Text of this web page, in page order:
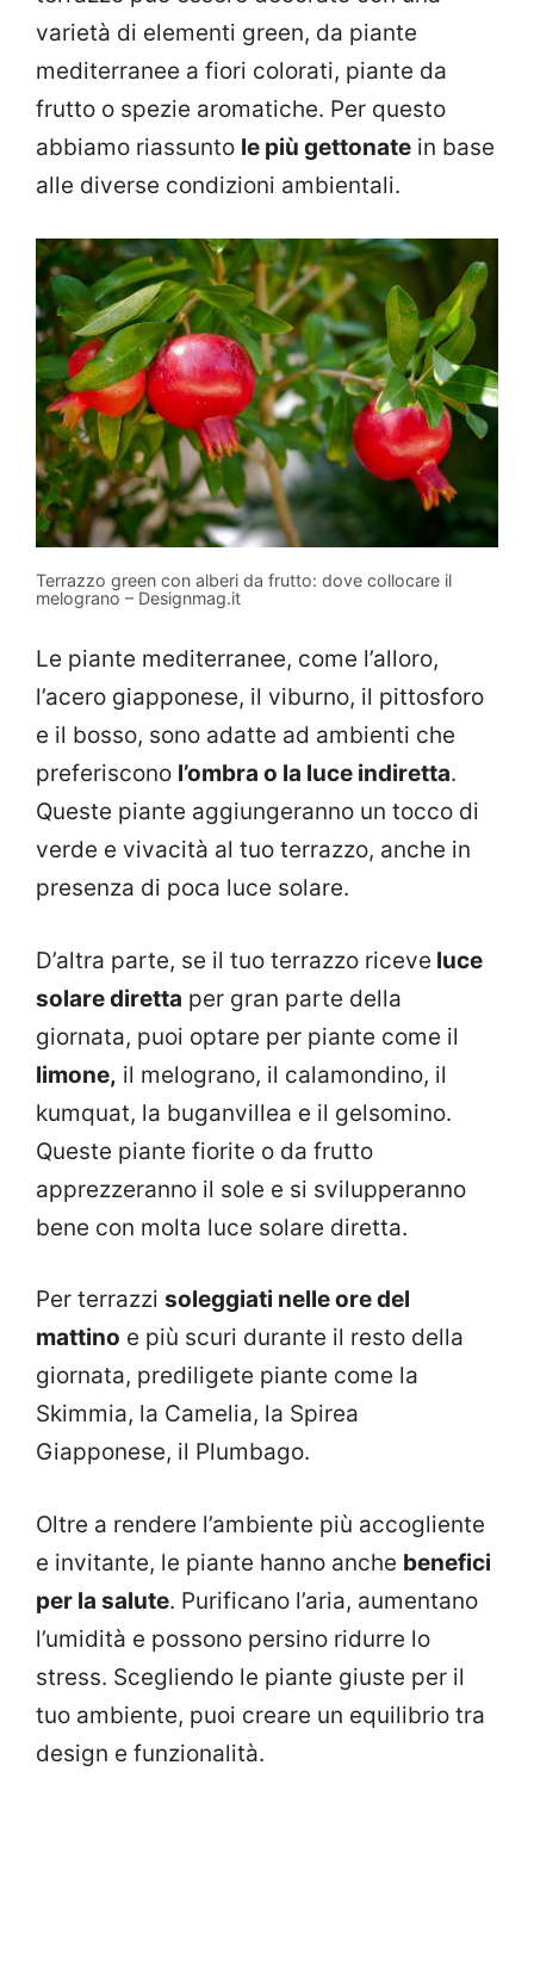
varietà di elementi green, da piante
mediterranee a fiori colorati, piante da
frutto o spezie aromatiche. Per questo
abbiamo riassunto le più gettonate in base
alle diverse condizioni ambientali.
Terrazzo green con alberi da frutto: dove collocare il
melograno – Designmag.it
Le piante mediterranee, come l’alloro,
l’acero giapponese, il viburno, il pittosforo
e il bosso, sono adatte ad ambienti che
preferiscono l’ombra o la luce indiretta.
Queste piante aggiungeranno un tocco di
verde e vivacità al tuo terrazzo, anche in
presenza di poca luce solare.
D’altra parte, se il tuo terrazzo riceve luce
solare diretta per gran parte della
giornata, puoi optare per piante come il
limone, il melograno, il calamondino, il
kumquat, la buganvillea e il gelsomino.
Queste piante fiorite o da frutto
apprezzeranno il sole e si svilupperanno
bene con molta luce solare diretta.
Per terrazzi soleggiati nelle ore del
mattino e più scuri durante il resto della
giornata, prediligete piante come la
Skimmia, la Camelia, la Spirea
Giapponese, il Plumbago.
Oltre a rendere l’ambiente più accogliente
e invitante, le piante hanno anche benefici
per la salute. Purificano l’aria, aumentano
l’umidità e possono persino ridurre lo
stress. Scegliendo le piante giuste per il
tuo ambiente, puoi creare un equilibrio tra
design e funzionalità.